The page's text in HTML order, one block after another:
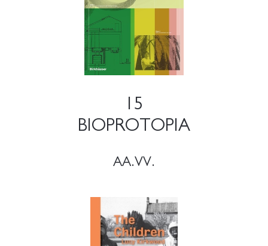
15
BIOPROTOPIA
AA.VV.